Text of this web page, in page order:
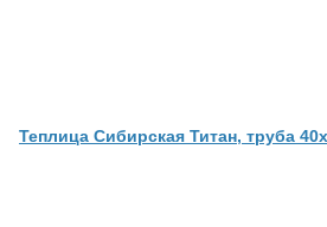
Теплица Сибирская Титан, труба